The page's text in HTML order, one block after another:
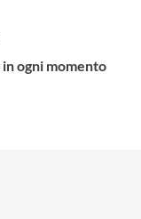
ogni momento